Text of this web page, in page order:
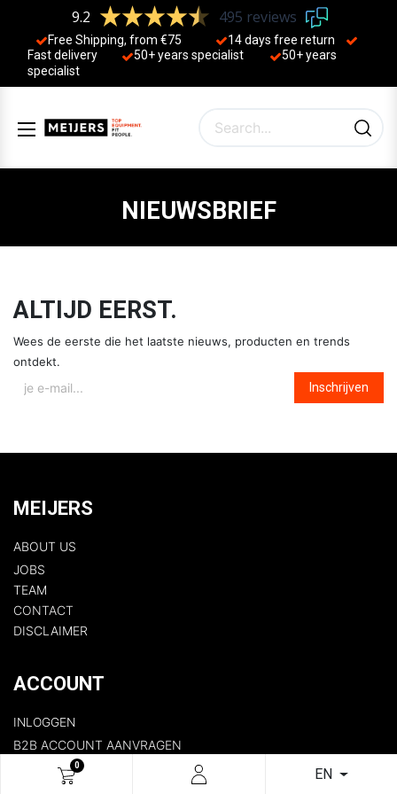
0
EN
9.2 495 reviews
Free Shipping, from €75
14 days free return
Fast delivery
50+ years ​specialist
50+ years ​
specialist
NIEUWSBRIEF
ALTIJD EERST.
Wees de eerste die het laatste nieuws, producten en trends
ontdekt.
Inschrijven
MEIJERS
ABOUT US
JOBS
TEAM
CONTACT
DISCLAIMER​
ACCOUNT
INLOGGEN
B2B ACCOUNT AANVRAGEN